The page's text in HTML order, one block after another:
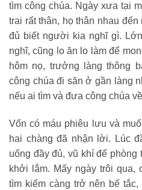
tìm công chúa. Ngày xưa tại
trai rất thân, họ thân nhau
đủ biết người kia nghĩ gì.
nghĩ, cũng lo ăn lo làm để
hôm nọ, trưởng làng thông
công chúa đi săn ở gần làng
nếu ai tìm và đưa công chúa
Vốn có máu phiêu lưu và
hai chàng đã nhận lời. Lúc
uống đầy đủ, vũ khí để
khởi lắm. Mấy ngày trôi qua,
tìm kiếm càng trở nên bế